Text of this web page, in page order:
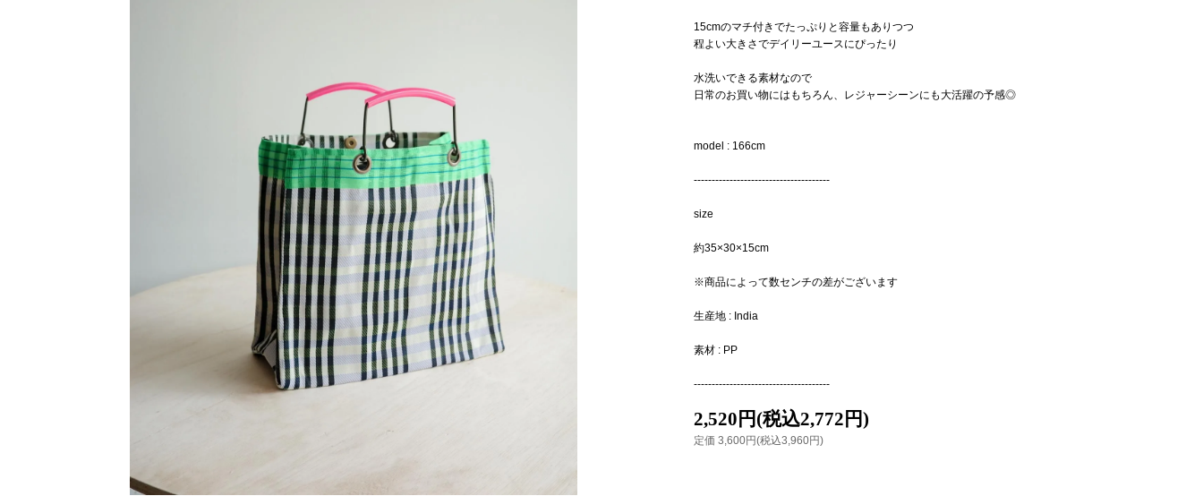
15cmのマチ付きでたっぷりと容量もありつつ
程よい大きさでデイリーユースにぴったり
水洗いできる素材なので
日常のお買い物にはもちろん、レジャーシーンにも大活躍の予感◎
model : 166cm
--------------------------------------
size
約35×30×15cm
※商品によって数センチの差がございます
生産地 : India
素材 : PP
--------------------------------------
2,520円(税込2,772円)
定価 3,600円(税込3,960円)